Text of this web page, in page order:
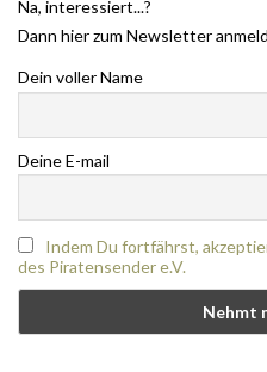
Na, interessiert...?
Dann hier zum Newsletter
Dein voller Name
Deine E-mail
Indem Du fortfährst,
des Piratensender e.V.